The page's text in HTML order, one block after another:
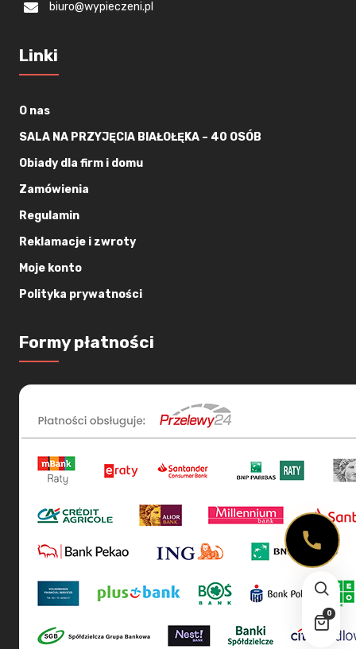
0
biuro@wypieczeni.pl
Linki
O nas
SALA NA PRZYJĘCIA BIAŁOŁĘKA – 40 OSÓB
Obiady dla firm i domu
Zamówienia
Regulamin
Reklamacje i zwroty
Moje konto
Polityka prywatności
Formy płatności